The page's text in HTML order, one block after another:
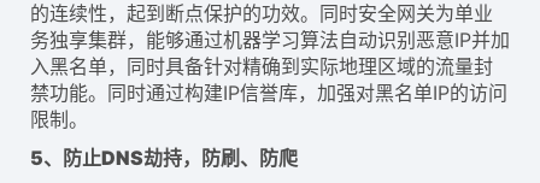
的连续性，起到断点保护的功效。同时安全网关为单业
务独享集群，能够通过机器学习算法自动识别恶意IP并加
入黑名单，同时具备针对精确到实际地理区域的流量封
禁功能。同时通过构建IP信誉库，加强对黑名单IP的访问
限制。
5、防止DNS劫持，防刷、防爬